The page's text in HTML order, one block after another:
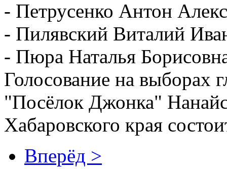
- Петрусенко Антон
- Пилявский Виталий
- Пюра Наталья
Голосование на выборах
"Посёлок Джонка"
Хабаровского края
Вперёд >